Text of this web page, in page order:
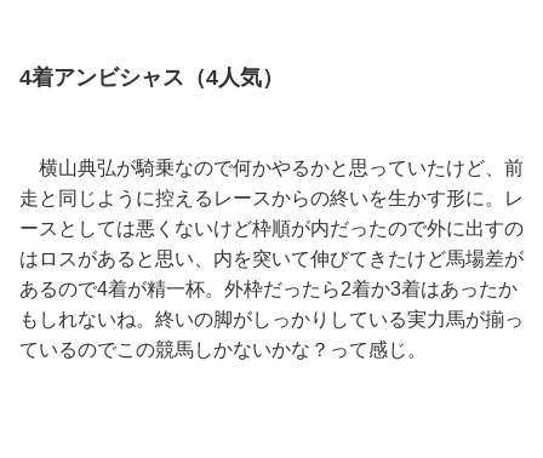
4着アンビシャス（4人気）
横山典弘が騎乗なので何かやるかと思っていたけど、前
走と同じように控えるレースからの終いを生かす形に。レ
ースとしては悪くないけど枠順が内だったので外に出すの
はロスがあると思い、内を突いて伸びてきたけど馬場差が
あるので4着が精一杯。外枠だったら2着か3着はあったか
もしれないね。終いの脚がしっかりしている実力馬が揃っ
ているのでこの競馬しかないかな？って感じ。